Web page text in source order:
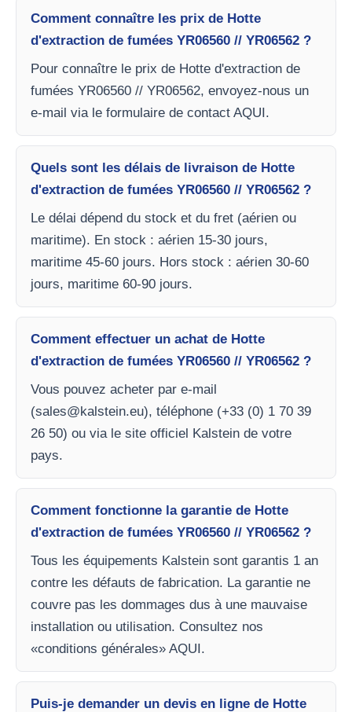
Comment connaître les prix de Hotte
d'extraction de fumées YR06560 // YR06562 ?
Pour connaître le prix de Hotte d'extraction de
fumées YR06560 // YR06562, envoyez-nous un
e-mail via le formulaire de contact AQUI.
Quels sont les délais de livraison de Hotte
d'extraction de fumées YR06560 // YR06562 ?
Le délai dépend du stock et du fret (aérien ou
maritime). En stock : aérien 15-30 jours,
maritime 45-60 jours. Hors stock : aérien 30-60
jours, maritime 60-90 jours.
Comment effectuer un achat de Hotte
d'extraction de fumées YR06560 // YR06562 ?
Vous pouvez acheter par e-mail
(sales@kalstein.eu), téléphone (+33 (0) 1 70 39
26 50) ou via le site officiel Kalstein de votre
pays.
Comment fonctionne la garantie de Hotte
d'extraction de fumées YR06560 // YR06562 ?
Tous les équipements Kalstein sont garantis 1 an
contre les défauts de fabrication. La garantie ne
couvre pas les dommages dus à une mauvaise
installation ou utilisation. Consultez nos
«conditions générales» AQUI.
Puis-je demander un devis en ligne de Hotte